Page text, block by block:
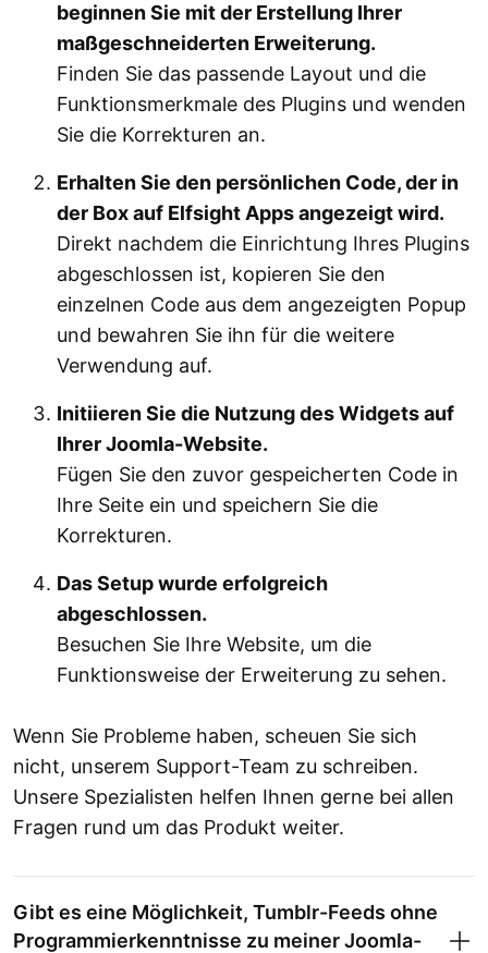
beginnen Sie mit der Erstellung Ihrer
maßgeschneiderten Erweiterung.
Finden Sie das passende Layout und die
Funktionsmerkmale des Plugins und wenden
Sie die Korrekturen an.
Erhalten Sie den persönlichen Code, der in
der Box auf Elfsight Apps angezeigt wird.
Direkt nachdem die Einrichtung Ihres Plugins
abgeschlossen ist, kopieren Sie den
einzelnen Code aus dem angezeigten Popup
und bewahren Sie ihn für die weitere
Verwendung auf.
Initiieren Sie die Nutzung des Widgets auf
Ihrer Joomla-Website.
Fügen Sie den zuvor gespeicherten Code in
Ihre Seite ein und speichern Sie die
Korrekturen.
Das Setup wurde erfolgreich
abgeschlossen.
Besuchen Sie Ihre Website, um die
Funktionsweise der Erweiterung zu sehen.
Wenn Sie Probleme haben, scheuen Sie sich
nicht, unserem Support-Team zu schreiben.
Unsere Spezialisten helfen Ihnen gerne bei allen
Fragen rund um das Produkt weiter.
Gibt es eine Möglichkeit, Tumblr-Feeds ohne
Programmierkenntnisse zu meiner Joomla-